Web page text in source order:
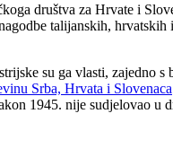
društva za Hrvate i
talijanskih,
su ga vlasti, zajedno
Srba, Hrvata i Slovenaca
1945. nije sudjelovao u